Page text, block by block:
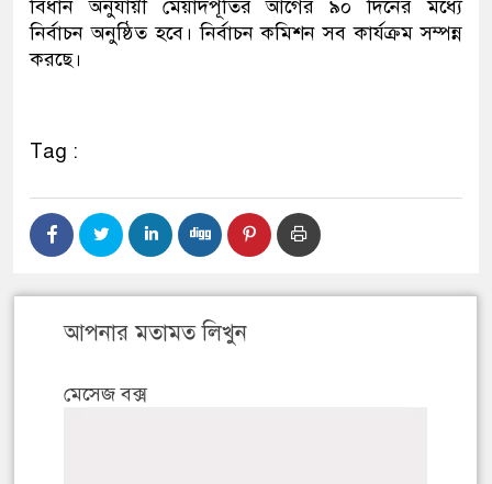
বিধান অনুযায়ী মেয়াদপূর্তির আগের ৯০ দিনের মধ্যে
নির্বাচন অনুষ্ঠিত হবে। নির্বাচন কমিশন সব কার্যক্রম সম্পন্ন
করছে।
Tag :
আপনার মতামত লিখুন
মেসেজ বক্স